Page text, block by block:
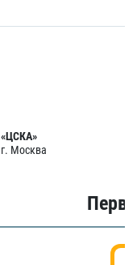
«ЦСКА»
г. Москва